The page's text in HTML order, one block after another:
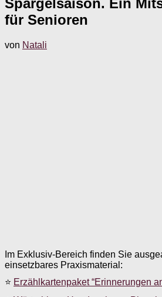
Spargelsaison. Ein
für Senioren
von Natali
Im Exklusiv-Bereich finden Sie
einsetzbares Praxismaterial:
⭐ Erzählkartenpaket “Erinnerungen